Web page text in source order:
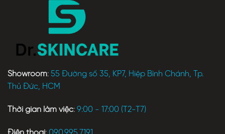
Showroom: 55 Đường số 35, KP7, Hiệp Bình Chánh, Tp.
Thủ Đức, HCM
Thời gian làm việc: 9:00 - 17:00 (T2-T7)